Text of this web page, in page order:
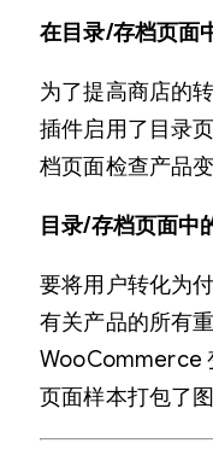
在目录/存档页面
为了提高商店的
插件启用了目录
档页面检查产品
目录/存档页面中
要将用户转化为
有关产品的所有
WooCommerce
页面样本打包了